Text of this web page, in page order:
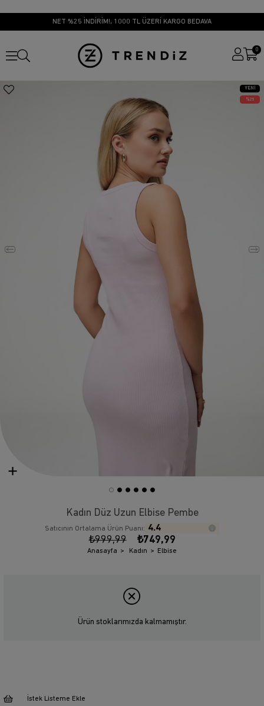
NET %25 İNDİRİM!, 1000 TL ÜZERİ KARGO BEDAVA
0
YENI
ÜRÜN
25
Kadın Düz Uzun Elbise Pembe
Satıcının Ortalama Ürün Puanı: 4.4
₺999,99 ₺749,99
Anasayfa Kadın Elbise
Ürün stoklarımızda kalmamıştır.
İstek Listeme Ekle